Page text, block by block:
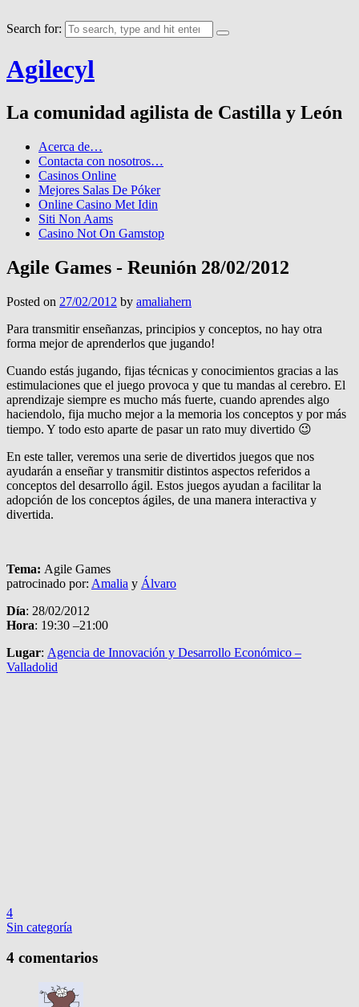
Search for:
Agilecyl
La comunidad agilista de Castilla y León
Acerca de…
Contacta con nosotros…
Casinos Online
Mejores Salas De Póker
Online Casino Met Idin
Siti Non Aams
Casino Not On Gamstop
Agile Games - Reunión 28/02/2012
Posted on 27/02/2012 by amaliahern
Para transmitir enseñanzas, principios y conceptos, no hay otra
forma mejor de aprenderlos que jugando!
Cuando estás jugando, fijas técnicas y conocimientos gracias a las
estimulaciones que el juego provoca y que tu mandas al cerebro. El
aprendizaje siempre es mucho más fuerte, cuando aprendes algo
haciendolo, fija mucho mejor a la memoria los conceptos y por más
tiempo. Y todo esto aparte de pasar un rato muy divertido 😉
En este taller, veremos una serie de divertidos juegos que nos
ayudarán a enseñar y transmitir distintos aspectos referidos a
conceptos del desarrollo ágil. Estos juegos ayudan a facilitar la
adopción de los conceptos ágiles, de una manera interactiva y
divertida.
Tema: Agile Games
patrocinado por: Amalia y Álvaro
Día: 28/02/2012
Hora: 19:30 –21:00
Lugar: Agencia de Innovación y Desarrollo Económico –
Valladolid
4
Sin categoría
4 comentarios